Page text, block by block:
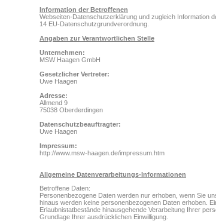
Information der Betroffenen
Webseiten-Datenschutzerklärung und zugleich Information
14 EU-Datenschutzgrundverordnung.
Angaben zur Verantwortlichen Stelle
Unternehmen:
MSW Haagen GmbH
Gesetzlicher Vertreter:
Uwe Haagen
Adresse:
Allmend 9
75038 Oberderdingen
Datenschutzbeauftragter:
Uwe Haagen
Impressum:
http://www.msw-haagen.de/impressum.htm
Allgemeine Datenverarbeitungs-Informationen
Betroffene Daten:
Personenbezogene Daten werden nur erhoben, wenn Sie
hinaus werden keine personenbezogenen Daten erhoben.
Erlaubnistatbestände hinausgehende Verarbeitung Ihrer
Grundlage Ihrer ausdrücklichen Einwilligung.